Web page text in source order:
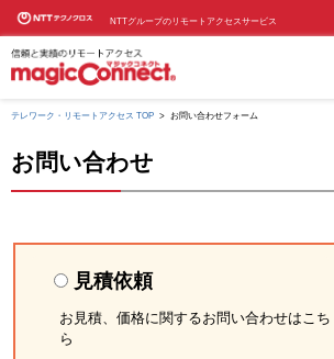
NTTグループのリモートアクセスサービス
テレワーク・リモートアクセス TOP お問い合わせフォーム
お問い合わせ
見積依頼
お見積、価格に関するお問い合わせはこち
ら